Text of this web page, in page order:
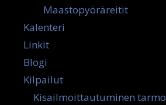
Maastopyöräreitit
Kalenteri
Linkit
Blogi
Kilpailut
Kisailmoittautuminen tarmo